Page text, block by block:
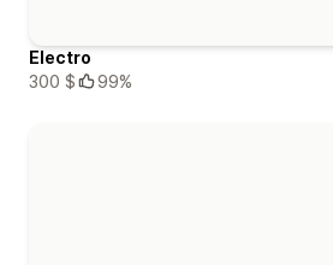
Electro
300 $
99%